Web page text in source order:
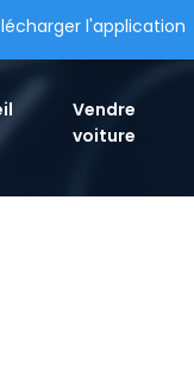
l'application
Vendre
voiture